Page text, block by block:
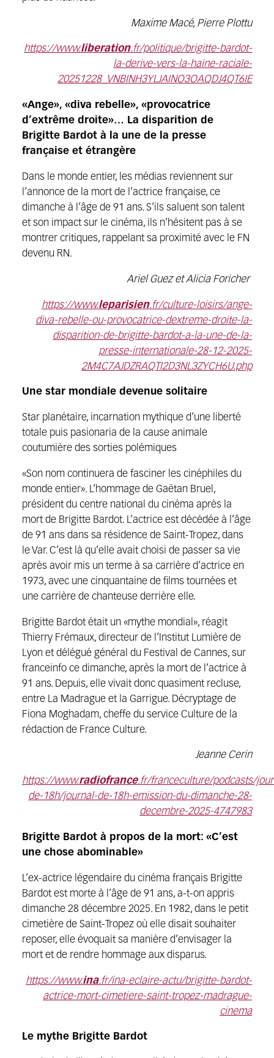
Maxime Macé, Pierre Plottu
https://www.liberation.fr/politique/brigitte-bardot-
la-derive-vers-la-haine-raciale-
20251228_VNBINH3YLJAINO3OAQDJ4QT6IE
«Ange», «diva rebelle», «provocatrice
d’extrême droite»… La disparition de
Brigitte Bardot à la une de la presse
française et étrangère
Dans le monde entier, les médias reviennent sur
l’annonce de la mort de l’actrice française, ce
dimanche à l’âge de 91 ans. S’ils saluent son talent
et son impact sur le cinéma, ils n’hésitent pas à se
montrer critiques, rappelant sa proximité avec le FN
devenu RN.
Ariel Guez et Alicia Foricher
https://www.leparisien.fr/culture-loisirs/ange-
diva-rebelle-ou-provocatrice-dextreme-droite-la-
disparition-de-brigitte-bardot-a-la-une-de-la-
presse-internationale-28-12-2025-
2M4C7AJDZRAQTI2D3NL3ZYCH6U.php
Une star mondiale devenue solitaire
Star planétaire, incarnation mythique d’une liberté
totale puis pasionaria de la cause animale
coutumière des sorties polémiques
«Son nom continuera de fasciner les cinéphiles du
monde entier». L’hommage de Gaëtan Bruel,
président du centre national du cinéma après la
mort de Brigitte Bardot. L’actrice est décédée à l’âge
de 91 ans dans sa résidence de Saint-Tropez, dans
le Var. C’est là qu’elle avait choisi de passer sa vie
après avoir mis un terme à sa carrière d’actrice en
1973, avec une cinquantaine de films tournées et
une carrière de chanteuse derrière elle.
Brigitte Bardot était un «mythe mondial», réagit
Thierry Frémaux, directeur de l’Institut Lumière de
Lyon et délégué général du Festival de Cannes, sur
franceinfo ce dimanche, après la mort de l’actrice à
91 ans. Depuis, elle vivait donc quasiment recluse,
entre La Madrague et la Garrigue. Décryptage de
Fiona Moghadam, cheffe du service Culture de la
rédaction de France Culture.
Jeanne Cerin
https://www.radiofrance.fr/franceculture/podcasts/
de-18h/journal-de-18h-emission-du-dimanche-28-
decembre-2025-4747983
Brigitte Bardot à propos de la mort: «C’est
une chose abominable»
L’ex-actrice légendaire du cinéma français Brigitte
Bardot est morte à l’âge de 91 ans, a-t-on appris
dimanche 28 décembre 2025. En 1982, dans le petit
cimetière de Saint-Tropez où elle disait souhaiter
reposer, elle évoquait sa manière d’envisager la
mort et de rendre hommage aux disparus.
https://www.ina.fr/ina-eclaire-actu/brigitte-bardot-
actrice-mort-cimetiere-saint-tropez-madrague-
cinema
Le mythe Brigitte Bardot